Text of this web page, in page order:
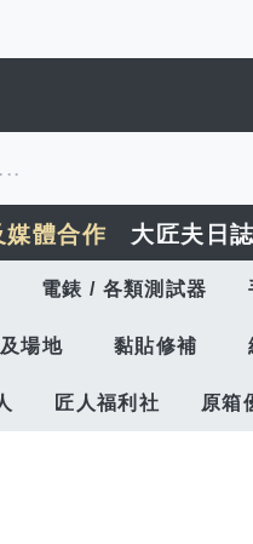
體合作 大匠夫日誌
電錶 / 各類測試器
場地 黏貼修補
匠人福利社 原箱